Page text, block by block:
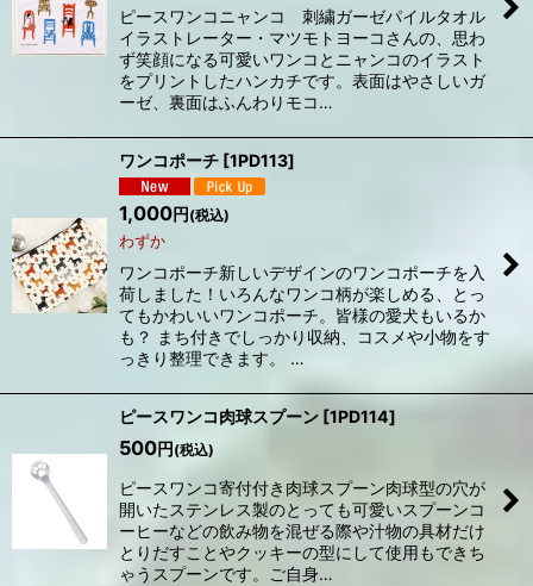
ピースワンコニャンコ 刺繍ガーゼパイルタオル
イラストレーター・マツモトヨーコさんの、思わ
ず笑顔になる可愛いワンコとニャンコのイラスト
をプリントしたハンカチです。表面はやさしいガ
ーゼ、裏面はふんわりモコ…
ワンコポーチ [1PD113]
1,000円 (税込)
わずか
ワンコポーチ新しいデザインのワンコポーチを入
荷しました！いろんなワンコ柄が楽しめる、とっ
てもかわいいワンコポーチ。皆様の愛犬もいるか
も？ まち付きでしっかり収納、コスメや小物をす
っきり整理できます。 …
ピースワンコ肉球スプーン [1PD114]
500円 (税込)
ピースワンコ寄付付き肉球スプーン肉球型の穴が
開いたステンレス製のとっても可愛いスプーンコ
ーヒーなどの飲み物を混ぜる際や汁物の具材だけ
とりだすことやクッキーの型にして使用もできち
ゃうスプーンです。ご自身…